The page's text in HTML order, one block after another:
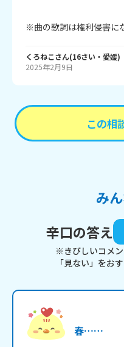
※曲の歌詞は権利侵害に
くろねこさん(16さい・ 愛媛)
2025年2月9日
この相
み
辛口の答え
※きびしいコメ
「見ない」をお
春……